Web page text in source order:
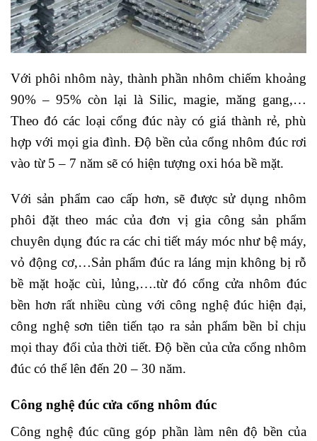
Với phôi nhôm này, thành phần nhôm chiếm khoảng
90% – 95% còn lại là Silic, magie, măng gang,…
Theo đó các loại cổng đúc này có giá thành rẻ, phù
hợp với mọi gia đình. Độ bền của cổng nhôm đúc rơi
vào từ 5 – 7 năm sẽ có hiện tượng oxi hóa bề mặt.
Với sản phẩm cao cấp hơn, sẽ được sử dụng nhôm
phôi đặt theo mác của đơn vị gia công sản phẩm
chuyên dụng đúc ra các chi tiết máy móc như bệ máy,
vỏ động cơ,…Sản phẩm đúc ra láng mịn không bị rỗ
bề mặt hoặc cùi, lủng,….từ đó cổng cửa nhôm đúc
bền hơn rất nhiều cùng với công nghệ đúc hiện đại,
công nghệ sơn tiên tiến tạo ra sản phẩm bền bỉ chịu
mọi thay đổi của thời tiết. Độ bền của cửa cổng nhôm
đúc có thể lên đến 20 – 30 năm.
Công nghệ đúc cửa cổng nhôm đúc
Công nghệ đúc cũng góp phần làm nên độ bền của